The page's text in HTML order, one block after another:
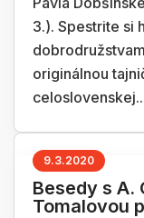
3.). Spestrite si
originálnou
9.3.2020
Besedy s A.
Tomalovou